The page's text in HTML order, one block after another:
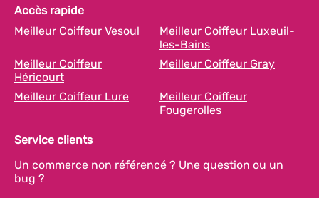
Accès rapide
Meilleur Coiffeur Vesoul
Meilleur Coiffeur Luxeuil-
les-Bains
Meilleur Coiffeur
Héricourt
Meilleur Coiffeur Gray
Meilleur Coiffeur Lure
Meilleur Coiffeur
Fougerolles
Service clients
Un commerce non référencé ? Une question ou un
bug ?